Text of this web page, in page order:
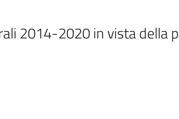
2014-2020 in vista della